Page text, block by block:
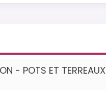
- POTS ET TERREAUX